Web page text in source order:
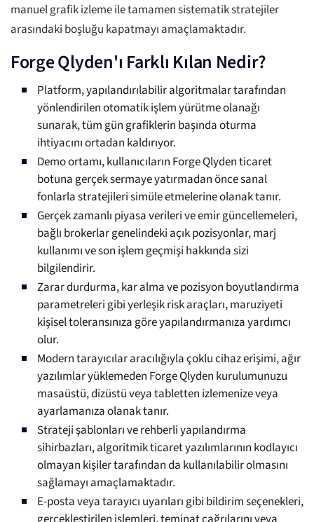
manuel grafik izleme ile tamamen sistematik stratejiler
arasındaki boşluğu kapatmayı amaçlamaktadır.
Forge Qlyden'ı Farklı Kılan Nedir?
Platform, yapılandırılabilir algoritmalar tarafından
yönlendirilen otomatik işlem yürütme olanağı
sunarak, tüm gün grafiklerin başında oturma
ihtiyacını ortadan kaldırıyor.
Demo ortamı, kullanıcıların Forge Qlyden ticaret
botuna gerçek sermaye yatırmadan önce sanal
fonlarla stratejileri simüle etmelerine olanak tanır.
Gerçek zamanlı piyasa verileri ve emir güncellemeleri,
bağlı brokerlar genelindeki açık pozisyonlar, marj
kullanımı ve son işlem geçmişi hakkında sizi
bilgilendirir.
Zarar durdurma, kar alma ve pozisyon boyutlandırma
parametreleri gibi yerleşik risk araçları, maruziyeti
kişisel toleransınıza göre yapılandırmanıza yardımcı
olur.
Modern tarayıcılar aracılığıyla çoklu cihaz erişimi, ağır
yazılımlar yüklemeden Forge Qlyden kurulumunuzu
masaüstü, dizüstü veya tabletten izlemenize veya
ayarlamanıza olanak tanır.
Strateji şablonları ve rehberli yapılandırma
sihirbazları, algoritmik ticaret yazılımlarının kodlayıcı
olmayan kişiler tarafından da kullanılabilir olmasını
sağlamayı amaçlamaktadır.
E-posta veya tarayıcı uyarıları gibi bildirim seçenekleri,